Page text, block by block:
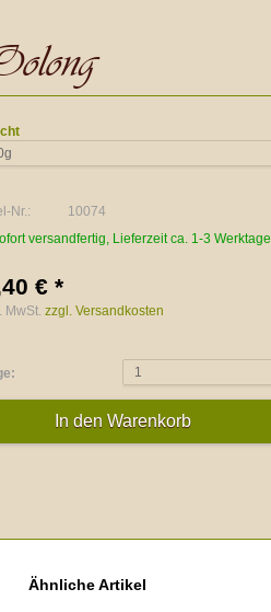
Nr.:
10074
versandfertig, Lieferzeit ca. 1-3 Werktage
€ *
MwSt. zzgl. Versandkosten
1
Ähnliche Artikel